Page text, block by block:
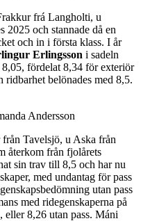
frá Langholti, u
och stannade då en
och in i första klass. I år
Erlingsson i sadeln
fördelat 8,34 för exteriör
belönades med 8,5.
Andersson
Tavelsjö, u Aska från
återkom från fjolårets
sin trav till 8,5 och har nu
med undantag för pass
utan pass
med ridegenskaperna på
eller 8,26 utan pass. Máni